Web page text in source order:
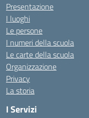
Presentazione
I luoghi
Le persone
I numeri della scuola
Le carte della scuola
Organizzazione
Privacy
La storia
I Servizi